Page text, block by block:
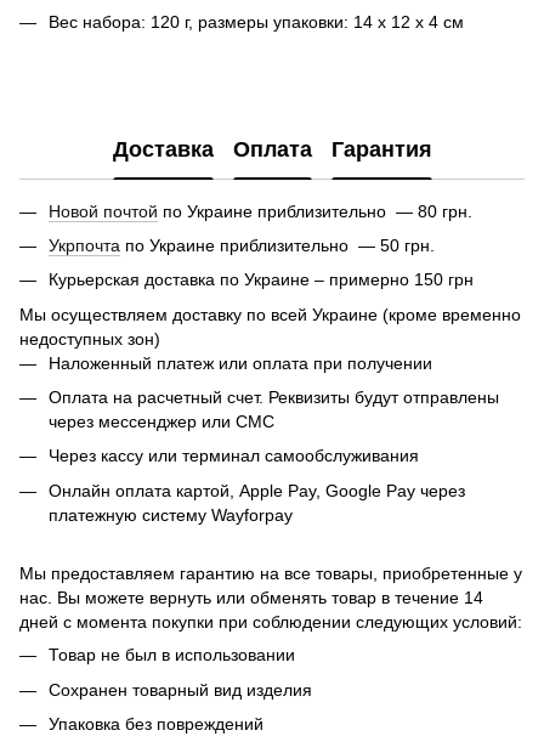
Вес набора: 120 г, размеры упаковки: 14 x 12 x 4 см
Доставка Оплата Гарантия
Новой почтой по Украине приблизительно — 80 грн.
Укрпочта по Украине приблизительно — 50 грн.
Курьерская доставка по Украине – примерно 150 грн
Мы осуществляем доставку по всей Украине (кроме временно
недоступных зон)
Наложенный платеж или оплата при получении
Оплата на расчетный счет. Реквизиты будут отправлены
через мессенджер или СМС
Через кассу или терминал самообслуживания
Онлайн оплата картой, Apple Pay, Google Pay через
платежную систему Wayforpay
Мы предоставляем гарантию на все товары, приобретенные у
нас. Вы можете вернуть или обменять товар в течение 14
дней с момента покупки при соблюдении следующих условий:
Товар не был в использовании
Сохранен товарный вид изделия
Упаковка без повреждений